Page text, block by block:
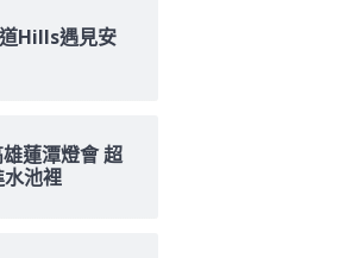
道Hills遇見安
雄蓮潭燈會 超
水池裡